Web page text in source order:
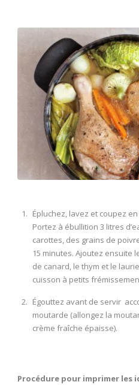
Épluchez, lavez et coupez
Portez à ébullition 3 litres
carottes, des grains de
15 minutes. Ajoutez ensuite
de canard, le thym et le
cuisson à petits
Égouttez avant de servir
moutarde (allongez la
crème fraîche épaisse).
Procédure pour imprimer les